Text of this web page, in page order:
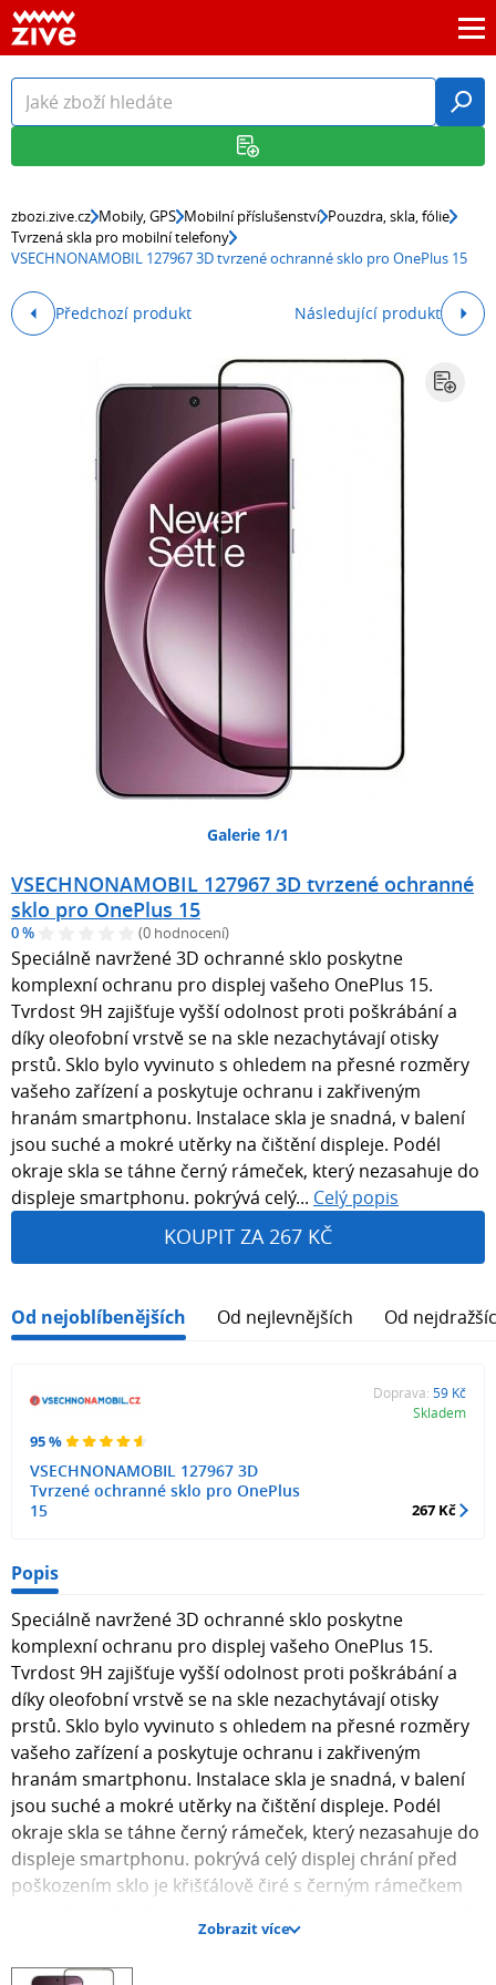
zbozi.zive.cz Mobily, GPS Mobilní příslušenství Pouzdra, skla, fólie
Tvrzená skla pro mobilní telefony
VSECHNONAMOBIL 127967 3D tvrzené ochranné sklo pro OnePlus 15
Předchozí produkt Následující produkt
Galerie 1/1
VSECHNONAMOBIL 127967 3D tvrzené ochranné
sklo pro OnePlus 15
0 % (0 hodnocení)
Speciálně navržené 3D ochranné sklo poskytne
komplexní ochranu pro displej vašeho OnePlus 15.
Tvrdost 9H zajišťuje vyšší odolnost proti poškrábání a
díky oleofobní vrstvě se na skle nezachytávají otisky
prstů. Sklo bylo vyvinuto s ohledem na přesné rozměry
vašeho zařízení a poskytuje ochranu i zakřiveným
hranám smartphonu. Instalace skla je snadná, v balení
jsou suché a mokré utěrky na čištění displeje. Podél
okraje skla se táhne černý rámeček, který nezasahuje do
displeje smartphonu. pokrývá celý... Celý popis
KOUPIT ZA 267 KČ
Od nejoblíbenějších Od nejlevnějších Od
95 %
VSECHNONAMOBIL 127967 3D
Tvrzené ochranné sklo pro OnePlus
15
Doprava: 59 Kč
Skladem
267 Kč
Popis
Speciálně navržené 3D ochranné sklo poskytne
komplexní ochranu pro displej vašeho OnePlus 15.
Tvrdost 9H zajišťuje vyšší odolnost proti poškrábání a
díky oleofobní vrstvě se na skle nezachytávají otisky
prstů. Sklo bylo vyvinuto s ohledem na přesné rozměry
vašeho zařízení a poskytuje ochranu i zakřiveným
hranám smartphonu. Instalace skla je snadná, v balení
jsou suché a mokré utěrky na čištění displeje. Podél
okraje skla se táhne černý rámeček, který nezasahuje do
displeje smartphonu. pokrývá celý displej chrání před
poškozením sklo je křišťálově čiré s černým rámečkem
otisky prstů určeno pro OnePlus 15 JAK NALEPIT
OCHRANNÉ SKLO? Před instalací doporučujeme
Zobrazit více